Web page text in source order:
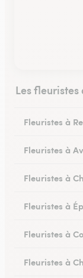
Les
Fleuristes à
Fleuristes à
Fleuristes à
Fleuristes à
Fleuristes à
Fleuristes à